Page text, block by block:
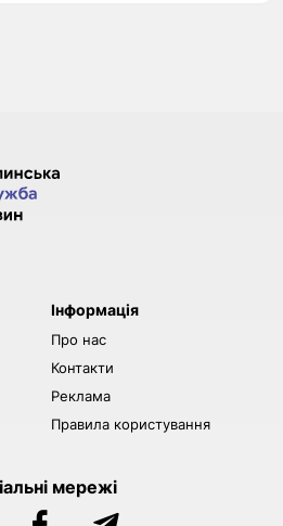
Інформація
Про нас
Контакти
Реклама
Правила користування
мережі